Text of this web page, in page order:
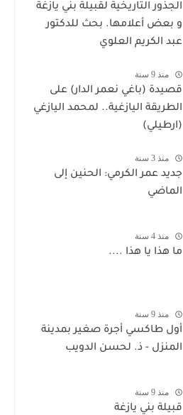
الجذور التاريخية لقبيلة بني يازغة
و بعض أعلامها. بحث للدكتور
عبد الكريم العلوي
منذ 9 سنة
قصيدة (باغي نعمر الدار) على
الطريقة اليازغية.. لمحمد اليازغي
(ارطيلي)
منذ 3 سنة
جديد عمر الكرمي: الحنين إلى
الماضي
منذ 4 سنة
ما هذا يا هذا ....
منذ 9 سنة
أول طاكسي أجرة صغير بمدينة
المنزل - ذ. لحسن الدويب
منذ 9 سنة
قبيلة بني يازغة